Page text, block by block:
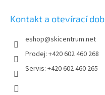
Kontakt a otevírací
eshop@skicentrum.net
Prodej: +420 602 460 268
Servis: +420 602 460 265